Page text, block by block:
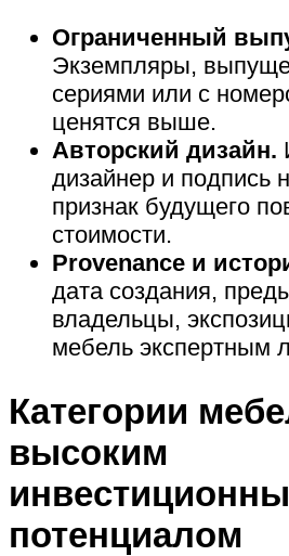
Ограниченный
Экземпляры,
сериями или с
ценятся выше.
Авторский дизайн.
дизайнер и подпись
признак будущего
стоимости.
Provenance и
дата создания,
владельцы,
мебель экспертным
Категории
высоким
потенциалом